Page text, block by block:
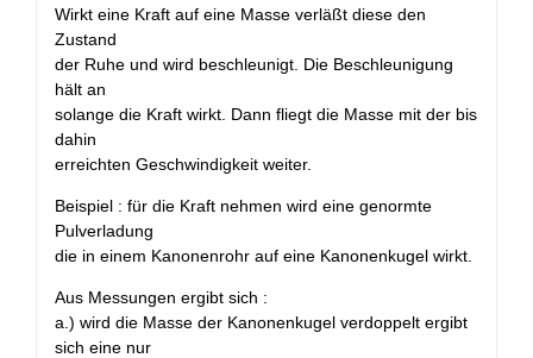
Wirkt eine Kraft auf eine Masse verläßt diese den
Zustand
der Ruhe und wird beschleunigt. Die Beschleunigung
hält an
solange die Kraft wirkt. Dann fliegt die Masse mit der bis
dahin
erreichten Geschwindigkeit weiter.
Beispiel : für die Kraft nehmen wird eine genormte
Pulverladung
die in einem Kanonenrohr auf eine Kanonenkugel wirkt.
Aus Messungen ergibt sich :
a.) wird die Masse der Kanonenkugel verdoppelt ergibt
sich eine nur